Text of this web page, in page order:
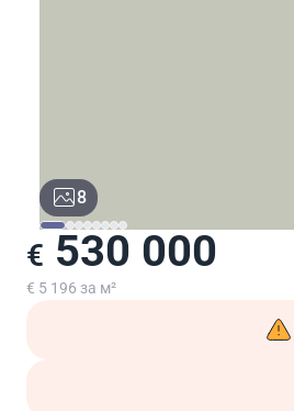
8
€ 530 000
€ 5 196 за м²